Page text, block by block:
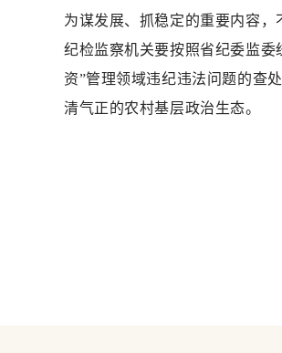
为谋发展、抓稳定的重要内容
纪检监察机关要按照省纪委监委
资”管理领域违纪违法问题的查
清气正的农村基层政治生态。